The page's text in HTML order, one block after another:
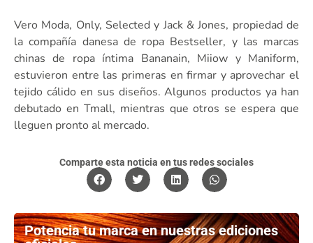
Vero Moda, Only, Selected y Jack & Jones, propiedad de
la compañía danesa de ropa Bestseller, y las marcas
chinas de ropa íntima Bananain, Miiow y Maniform,
estuvieron entre las primeras en firmar y aprovechar el
tejido cálido en sus diseños. Algunos productos ya han
debutado en Tmall, mientras que otros se espera que
lleguen pronto al mercado.
Comparte esta noticia en tus redes sociales
Potencia tu marca en nuestras ediciones